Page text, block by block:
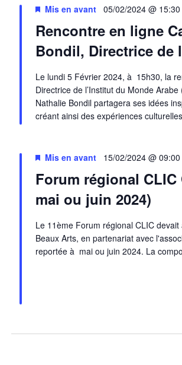
Rencontre en ligne
Bondil, Directrice de
Mis en avant 05/02/2024 @ 15:30
Le lundi 5 Février 2024, à 15h30, la
Directrice de l’Institut du Monde
Nathalie Bondil partagera ses idées
créant ainsi des expériences
Forum régional
mai ou juin 2024)
Mis en avant 15/02/2024 @ 09:00
Le 11ème Forum régional CLIC
Beaux Arts, en partenariat avec
reportée à mai ou juin 2024. La